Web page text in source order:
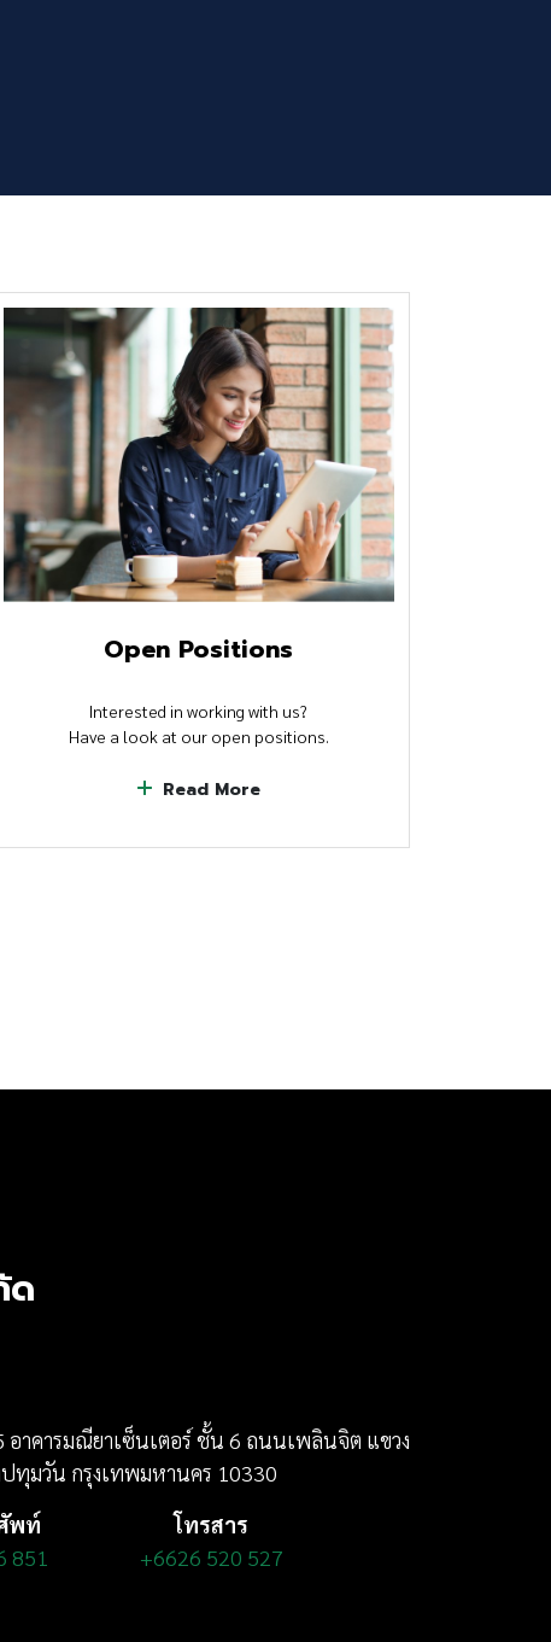
Open Positions
Interested in working with us?
Have a look at our open positions.
Read More
ด
าคารมณียาเซ็นเตอร์ ชั้น 6 ถนนเพลินจิต แขวง
ทุมวัน กรุงเทพมหานคร 10330
พท์
851
โทรสาร
+6626 520 527